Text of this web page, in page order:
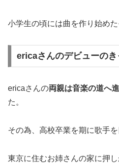
小学生の頃には曲を作り始めた
ericaさんのデビューのき
ericaさんの両親は音楽の道へ
た。
その為、高校卒業を期に歌手
東京に住むお姉さんの家に押し